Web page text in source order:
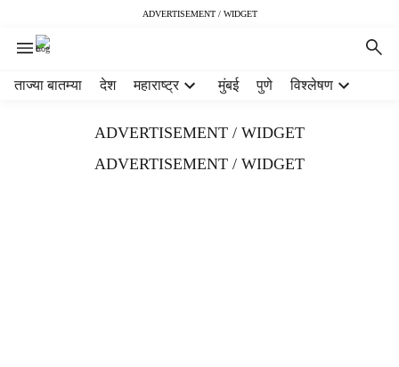
ADVERTISEMENT / WIDGET
ताज्या बातम्या देश महाराष्ट्र मुंबई पुणे विश्लेषण
ADVERTISEMENT / WIDGET
ADVERTISEMENT / WIDGET